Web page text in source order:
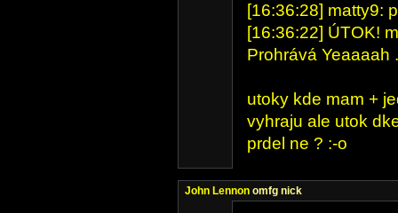
[16:36:28] matty9:
[16:36:22] ÚTOK!
Prohrává Yeaaaah
utoky kde mam +
vyhraju ale utok
prdel ne ? :-o
John Lennon omfg nick